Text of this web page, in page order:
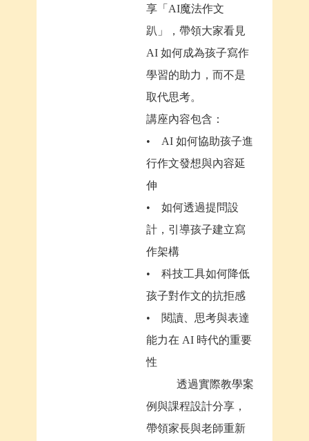
享「AI魔法作文
趴」，帶領大家看見
AI 如何成為孩子寫作
學習的助力，而不是
取代思考。
講座內容包含：
• AI 如何協助孩子進
行作文發想與內容延
伸
• 如何透過提問設
計，引導孩子建立寫
作架構
• 科技工具如何降低
孩子對作文的抗拒感
• 閱讀、思考與表達
能力在 AI 時代的重要
性
透過實際教學案
例與課程設計分享，
帶領家長與老師重新